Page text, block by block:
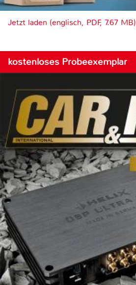
Jetzt laden (englisch, PDF, 7.67 MB)
kostenloses Probeexemplar